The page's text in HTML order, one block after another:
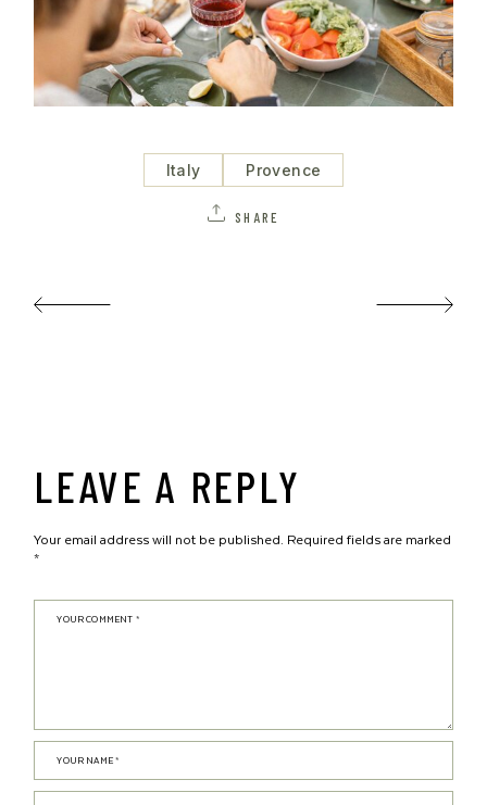
Italy Provence
SHARE
LEAVE A REPLY
Your email address will not be published. Required fields are marked
*